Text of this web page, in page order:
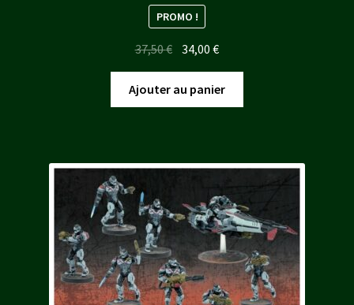
PROMO !
37,50€ Le
initial
était :
34,00€Le
actuel
est :
Ajouter au panier